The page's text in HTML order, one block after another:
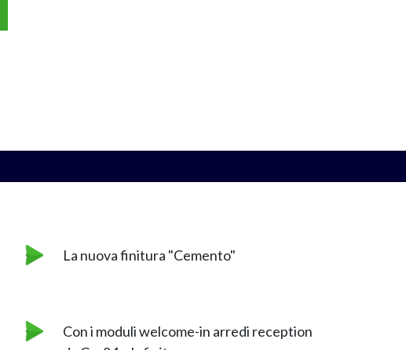
La nuova finitura "Cemento"
Con i moduli welcome-in arredi reception